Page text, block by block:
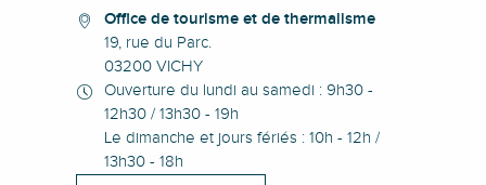
Office de tourisme et de thermalisme
19, rue du Parc.
03200 VICHY
Ouverture du lundi au samedi : 9h30 -
12h30 / 13h30 - 19h
Le dimanche et jours fériés : 10h - 12h /
13h30 - 18h